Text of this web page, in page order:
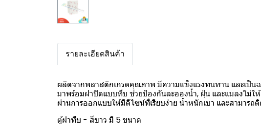
รายละเอียดสินค้า
ผลิตจากพลาสติกเกรดคุณภาพ มีความแข็งแรงทนทาน และเป็น
มาพร้อมฝาปิดแบบทึบ ช่วยป้องกันละอองน้ำ, ฝุ่น และแมลงไม่ใ
ผ่านการออกแบบให้มีดีไซน์ที่เรียบง่าย น้ำหนักเบา และสามารถ
ตู้ฝาทึบ - สีขาว มี 5 ขนาด